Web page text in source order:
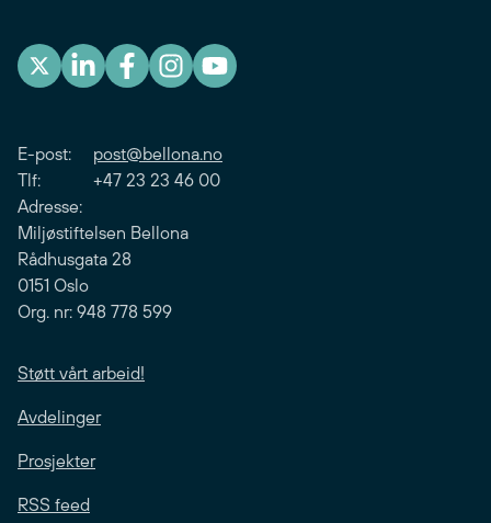
E-post: post@bellona.no
Tlf: +47 23 23 46 00
Adresse:
Miljøstiftelsen Bellona
Rådhusgata 28
0151 Oslo
Org. nr: 948 778 599
Støtt vårt arbeid!
Avdelinger
Prosjekter
RSS feed